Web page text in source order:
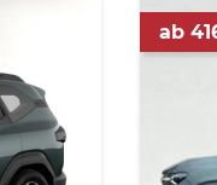
ab